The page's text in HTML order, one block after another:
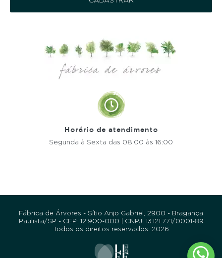
Horário de atendimento
Segunda à Sexta das 08:00 às 16:00
Fábrica de Árvores - Sítio Anjo Gabriel, 2900 - Bragança
Paulista/SP - CEP: 12.900-000 | CNPJ: 13.121.771/0001-89
Todos os direitos reservados. 2026